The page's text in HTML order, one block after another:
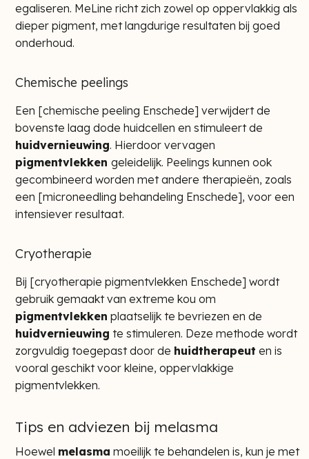
egaliseren. MeLine richt zich zowel op oppervlakkig als
dieper pigment, met langdurige resultaten bij goed
onderhoud.
Chemische peelings
Een [chemische peeling Enschede] verwijdert de
bovenste laag dode huidcellen en stimuleert de
huidvernieuwing. Hierdoor vervagen
pigmentvlekken geleidelijk. Peelings kunnen ook
gecombineerd worden met andere therapieën, zoals
een [microneedling behandeling Enschede], voor een
intensiever resultaat.
Cryotherapie
Bij [cryotherapie pigmentvlekken Enschede] wordt
gebruik gemaakt van extreme kou om
pigmentvlekken plaatselijk te bevriezen en de
huidvernieuwing te stimuleren. Deze methode wordt
zorgvuldig toegepast door de huidtherapeut en is
vooral geschikt voor kleine, oppervlakkige
pigmentvlekken.
Tips en adviezen bij melasma
Hoewel melasma moeilijk te behandelen is, kun je met